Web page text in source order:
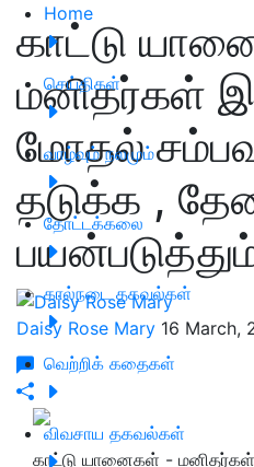
Home
செய்திகள்
வாழ்வும் நலமும்
தோட்டக்கலை
கால்நடை தகவல்கள்
வெற்றிக் கதைகள்
விவசாய தகவல்கள்
காட்டு
மனிதர்கள்
மோதல்
தடுக்க ,
Daisy Rose Mary 16 March,
காட்டு யானைகள் -